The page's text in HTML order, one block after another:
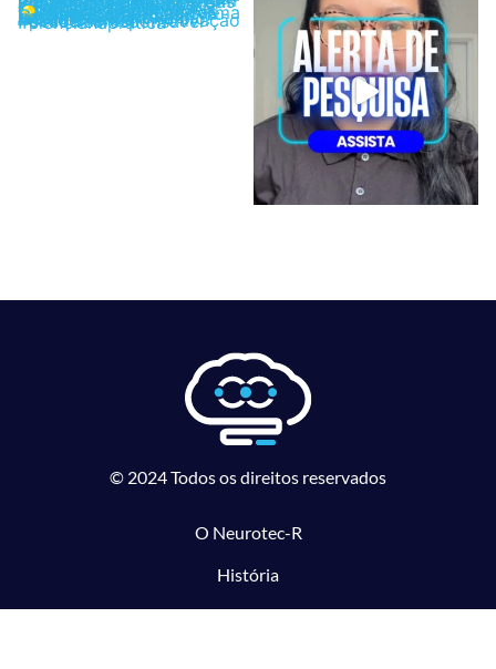
© 2024 Todos os direitos reservados
O Neurotec-R
História
Equipe